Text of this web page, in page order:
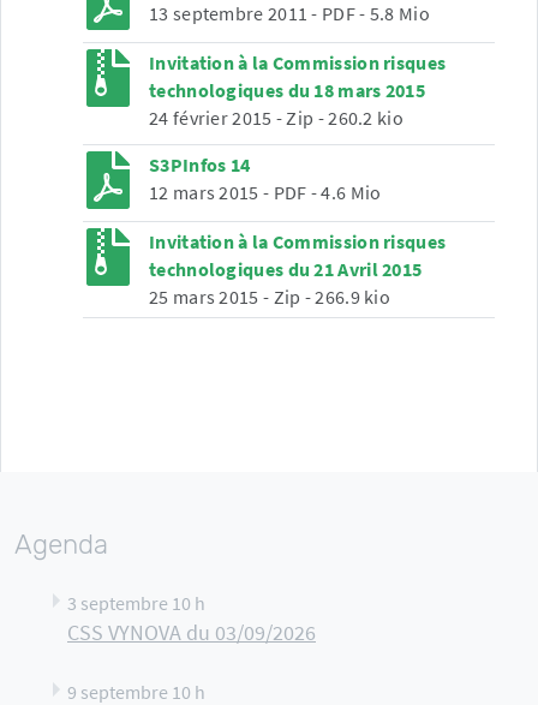
13 septembre 2011 - PDF- 5.8 Mio
Invitation à la Commission risques
technologiques du 18 mars 2015
24 février 2015 -Zip -260.2 kio
S3PInfos 14
12 mars 2015 - PDF -4.6 Mio
Invitation à la Commission risques
technologiques du 21 Avril 2015
25 mars 2015 - Zip -266.9 kio
Agenda
3 septembre 10 h
CSS VYNOVA du 03/09/2026
9 septembre 10 h